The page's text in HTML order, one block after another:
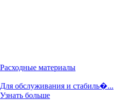
Расходные материалы
Для обслуживания и стабиль�...
Узнать больше